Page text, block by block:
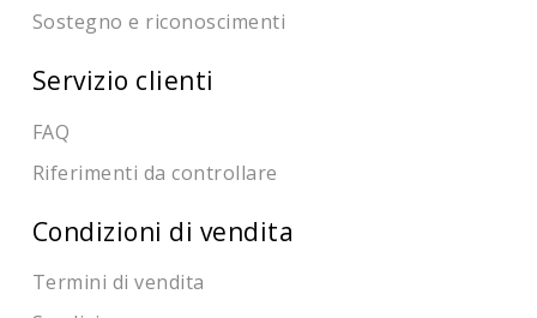
Sostegno e riconoscimenti
Servizio clienti
FAQ
Riferimenti da controllare
Condizioni di vendita
Termini di vendita